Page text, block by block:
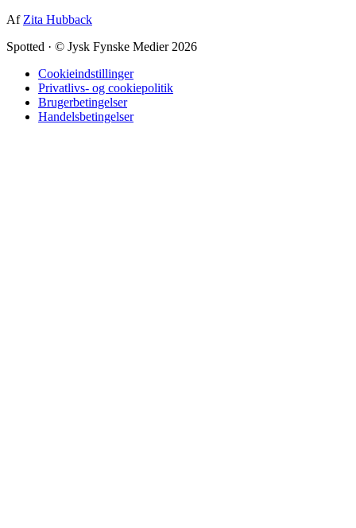
Af Zita Hubback
Spotted · © Jysk Fynske Medier 2026
Cookieindstillinger
Privatlivs- og cookiepolitik
Brugerbetingelser
Handelsbetingelser